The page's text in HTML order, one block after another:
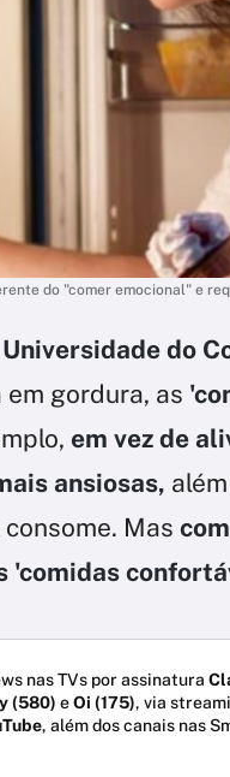
do "comer emocional" e
Universidade do
gordura, as
em vez de
ansiosas,
Mas
'comidas
nas TVs por assinatura
(580) eOi (175), via
, além dos canais nas